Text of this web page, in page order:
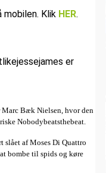
mobilen. Klik HER.
er
Bæk Nielsen, hvor den
Nobodybeatsthebeat.
slået af Moses Di Quattro
bombe til spids og køre